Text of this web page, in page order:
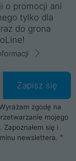
o promocji ani
tylko dla
do grona
Zapisz się
zgodę na
mojego
się i
newslettera.